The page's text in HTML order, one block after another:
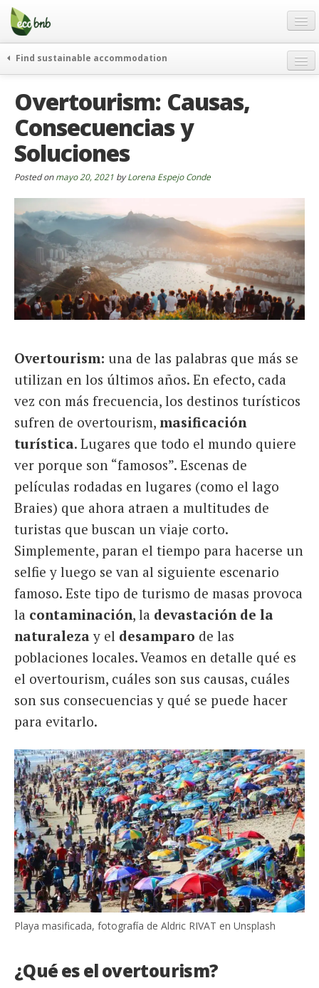
Menu
Skip
content
Ofertas
Acerca de
FAQ
Contacto
Spanish
English
Spanish
French
Italiano
Find sustainable accommodation
Eco hotels
Curiosidades
Overtourism: Causas,
Consecuencias y
Soluciones
Posted onmayo 20, 2021 byLorena Espejo Conde
Overtourism: una de las palabras que más se
utilizan en los últimos años. En efecto, cada
vez con más frecuencia, los destinos turísticos
sufren de overtourism, masificación
turística. Lugares que todo el mundo quiere
ver porque son “famosos”. Escenas de
películas rodadas en lugares (como el lago
Braies) que ahora atraen a multitudes de
turistas que buscan un viaje corto.
Simplemente, paran el tiempo para hacerse un
selfie y luego se van al siguiente escenario
famoso. Este tipo de turismo de masas provoca
la contaminación, la devastación de la
naturaleza y el desamparo de las
poblaciones locales. Veamos en detalle qué es
el overtourism, cuáles son sus causas, cuáles
son sus consecuencias y qué se puede hacer
para evitarlo.
Playa masificada, fotografía de Aldric RIVAT en Unsplash
¿Qué es el overtourism?